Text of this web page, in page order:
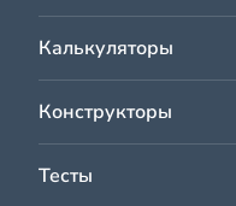
Калькуляторы
Конструкторы
Тесты